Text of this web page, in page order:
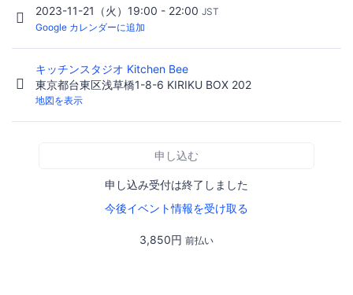
2023-11-21（火）19:00 - 22:00 JST
Google カレンダーに追加
キッチンスタジオ Kitchen Bee
東京都台東区浅草橋1-8-6 KIRIKU BOX 202
地図を表示
申し込む
申し込み受付は終了しました
今後イベント情報を受け取る
3,850円 前払い